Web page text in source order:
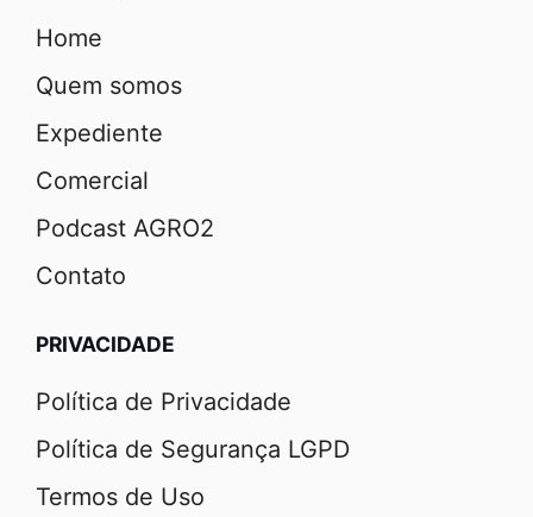
Home
Quem somos
Expediente
Comercial
Podcast AGRO2
Contato
PRIVACIDADE
Política de Privacidade
Política de Segurança LGPD
Termos de Uso